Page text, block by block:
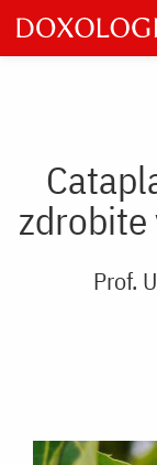
Skip
to
main
Prof.